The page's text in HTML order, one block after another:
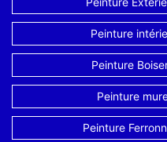
Peinture
Peinture
Peinture
Peinture